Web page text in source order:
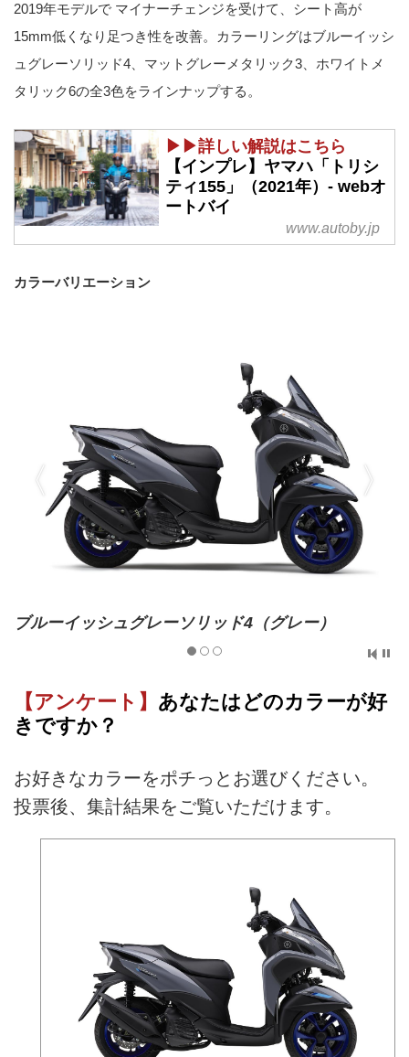
2019年モデルで マイナーチェンジを受けて、シート高が
15mm低くなり足つき性を改善。カラーリングはブルーイッシ
ュグレーソリッド4、マットグレーメタリック3、ホワイトメ
タリック6の全3色をラインナップする。
▶▶詳しい解説はこちら
【インプレ】ヤマハ「トリシ
ティ155」（2021年）- webオ
ートバイ
www.autoby.jp
カラーバリエーション
ブルーイッシュグレーソリッド4（グレー）
【アンケート】 あなたはどのカラーが好
きですか？
お好きなカラーをポチっとお選びください。
投票後、集計結果をご覧いただけます。